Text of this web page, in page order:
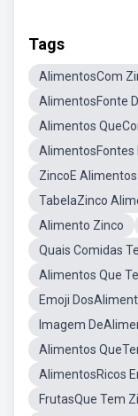
Tags
AlimentosCom
AlimentosFonte
Alimentos
AlimentosFontes
ZincoE Alimentos
TabelaZinco
Alimento Zinco
Quais Comidas
Alimentos Que
Emoji
Imagem
Alimentos
AlimentosRicos
FrutasQue Tem